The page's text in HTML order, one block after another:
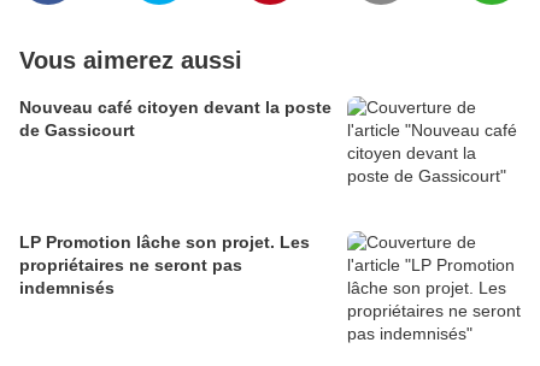
Vous aimerez aussi
Nouveau café citoyen devant la poste
de Gassicourt
LP Promotion lâche son projet. Les
propriétaires ne seront pas
indemnisés